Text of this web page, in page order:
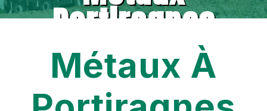
Portiragnes
Métaux À